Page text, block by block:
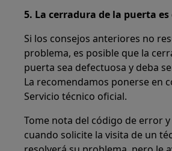
5. La cerradura de la puerta
Si los consejos anteriores no
problema, es posible que la
puerta sea defectuosa y deba
La recomendamos ponerse en
Servicio técnico oficial.
Tome nota del código de error
cuando solicite la visita de un